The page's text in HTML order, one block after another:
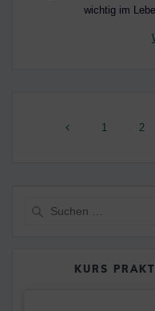
wichtig im
Seite
1 Seite
2
KURS